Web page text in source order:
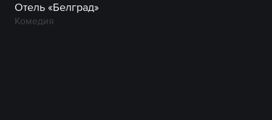
Отель «Белград»
Комедия